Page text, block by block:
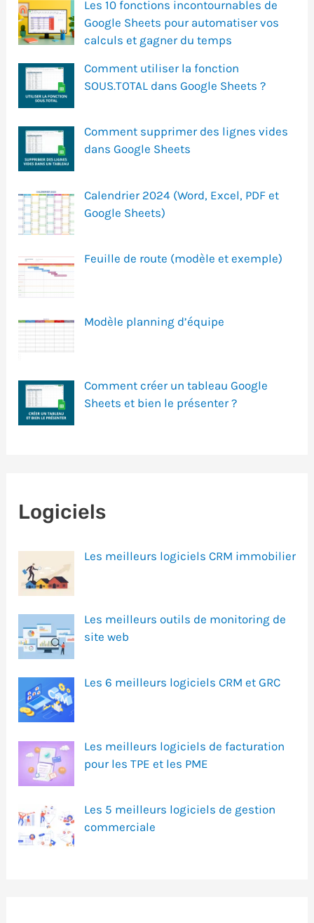
Les 10 fonctions incontournables de
Google Sheets pour automatiser vos
calculs et gagner du temps
Comment utiliser la fonction
SOUS.TOTAL dans Google Sheets ?
Comment supprimer des lignes vides
dans Google Sheets
Calendrier 2024 (Word, Excel, PDF et
Google Sheets)
Feuille de route (modèle et exemple)
Modèle planning d’équipe
Comment créer un tableau Google
Sheets et bien le présenter ?
Logiciels
Les meilleurs logiciels CRM immobilier
Les meilleurs outils de monitoring de
site web
Les 6 meilleurs logiciels CRM et GRC
Les meilleurs logiciels de facturation
pour les TPE et les PME
Les 5 meilleurs logiciels de gestion
commerciale